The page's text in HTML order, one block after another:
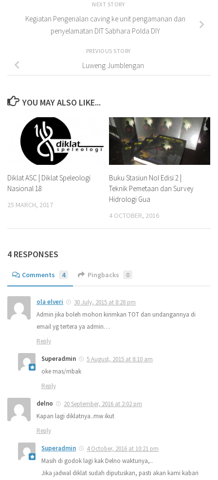
NEXT STORY
Kegiatan Pengenalan caving ke unit pengamanan dan
penyelamatan DIT Sabhara Polda DIY
PREVIOUS STORY
Luweng Jumblengan
YOU MAY ALSO LIKE...
Diklat ASC | Diklat Speleologi
Nasional 18
25 MARCH, 2017
Buku Stasiun Nol Edisi 2 |
Teknik Pemetaan dan Survey
Hidrologi Gua
4 OCTOBER, 2016
4 RESPONSES
Comments 4 Pingbacks 0
ola elveri
30 July, 2015 at 8:28 pm
Admin jika boleh mohon kirimkan TOT dan undangannya di
email yg tertera ya admin…
Reply
Superadmin
5 August, 2015 at 8:10 am
oke mas/mbak
Reply
delno
20 September, 2016 at 2:02 pm
Kapan lagi diklatnya..mw ikut
Reply
Superadmin
4 October, 2016 at 10:21 pm
Masih di godok lagi kak Delno waktunya,..
Jika jadwal diklat sudah diputuskan, pasti akan kami kabari